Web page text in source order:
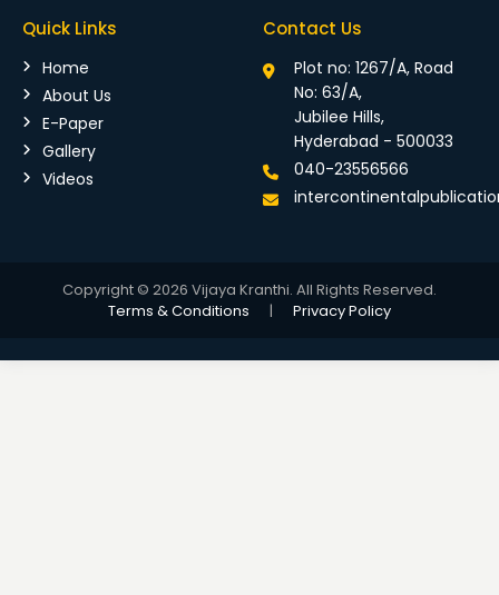
Quick Links
Home
About Us
E-Paper
Gallery
Videos
Contact Us
Plot no: 1267/A, Road
No: 63/A,
Jubilee Hills,
Hyderabad - 500033
040-23556566
Copyright © 2026 Vijaya Kranthi. All Rights Reserved.
Terms & Conditions
| Privacy Policy